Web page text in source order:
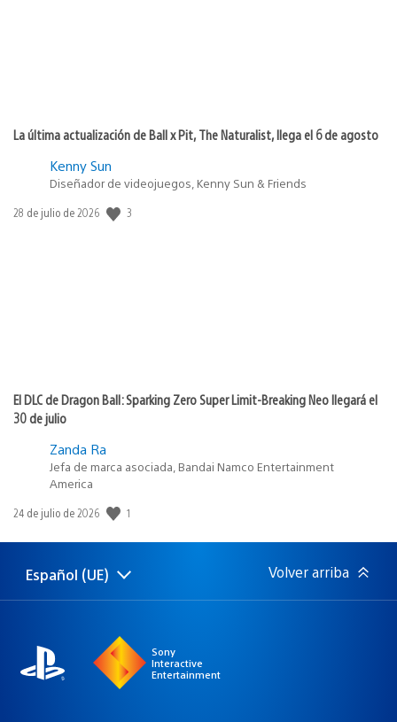
La última actualización de Ball x Pit, The Naturalist, llega el 6 de agosto
Kenny Sun
Diseñador de videojuegos, Kenny Sun & Friends
Fecha
28 de julio de 2026 3
El DLC de Dragon Ball: Sparking Zero Super Limit-Breaking Neo llegará el
30 de julio
Zanda Ra
Jefa de marca asociada, Bandai Namco Entertainment
America
Fecha
publicación:
24 de julio de 2026 1
Selecciona
una
Región
actual:
Español (UE) Volver arriba
Sony
Interactive
Entertainment